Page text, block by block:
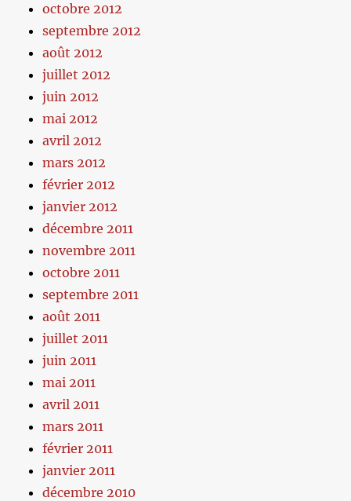
octobre 2012
septembre 2012
août 2012
juillet 2012
juin 2012
mai 2012
avril 2012
mars 2012
février 2012
janvier 2012
décembre 2011
novembre 2011
octobre 2011
septembre 2011
août 2011
juillet 2011
juin 2011
mai 2011
avril 2011
mars 2011
février 2011
janvier 2011
décembre 2010